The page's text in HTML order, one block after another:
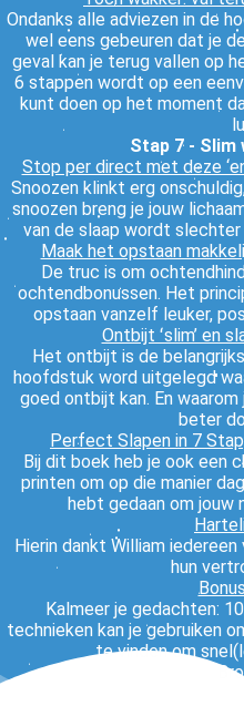
Ondanks alle adviezen in de
wel eens gebeuren dat je
geval kan je terug vallen op
6 stappen wordt op een
kunt doen op het moment
Stap 7 - Slim
Stop per direct met deze
Snoozen klinkt erg
snoozen breng je jouw
van de slaap wordt
Maak het opstaan
De truc is om
ochtendbonussen. Het
opstaan vanzelf leuker,
Ontbijt ʻslim’ en
Het ontbijt is de
hoofdstuk word uitgelegd
goed ontbijt kan. En
beter
Perfect Slapen in 7
Bij dit boek heb je ook een
printen om op die manier
hebt gedaan om
Hierin dankt William
hun
Kalmeer je gedachten:
technieken kan je gebruiken
te vinden om